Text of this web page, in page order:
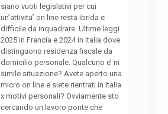
siano vuoti legislativi per cui
un’attivita’ on line resta ibrida e
difficile da inquadrare. Ultime leggi
2025 in Francia e 2024 in Italia dove
distinguono residenza fiscale da
domicilio personale. Qualcuno e’ in
simile situazione? Avete aperto una
micro on line e siete rientrati in Italia
x motivi personali? Ovviamente sto
cercando un lavoro ponte che